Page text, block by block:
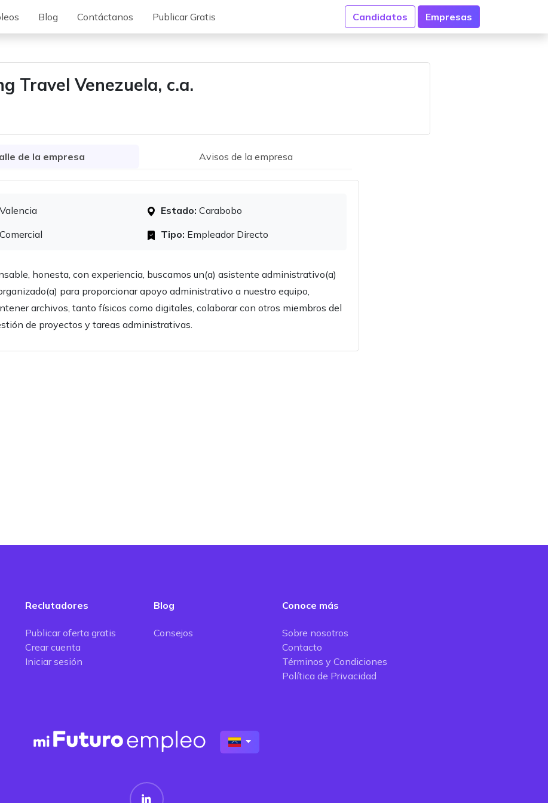
Blog Contáctanos Publicar Gratis Candidatos Empresas
Travel Venezuela, c.a.
de la empresa Avisos de la empresa
Valencia Estado: Carabobo
Comercial Tipo: Empleador Directo
honesta, con experiencia, buscamos un(a) asistente administrativo(a)
para proporcionar apoyo administrativo a nuestro equipo,
archivos, tanto físicos como digitales, colaborar con otros miembros del
de proyectos y tareas administrativas.
Reclutadores
Publicar oferta gratis
Crear cuenta
Iniciar sesión
Blog
Consejos
Conoce más
Sobre nosotros
Contacto
Términos y Condiciones
Política de Privacidad